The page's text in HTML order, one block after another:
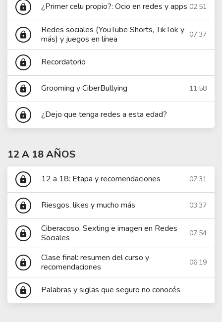
lock ¿Primer celu propio?: Ocio en redes y apps 02:51
lock
Redes sociales (YouTube Shorts, TikTok y
más) y juegos en línea
07:37
lock Recordatorio
lock Grooming y CiberBullying 11:58
lock ¿Dejo que tenga redes a esta edad?
12 A 18 AÑOS
lock 12 a 18: Etapa y recomendaciones 07:31
lock Riesgos, likes y mucho más 03:37
lock
Ciberacoso, Sexting e imagen en Redes
Sociales
07:54
lock
Clase final: resumen del curso y
recomendaciones
06:19
lock Palabras y siglas que seguro no conocés